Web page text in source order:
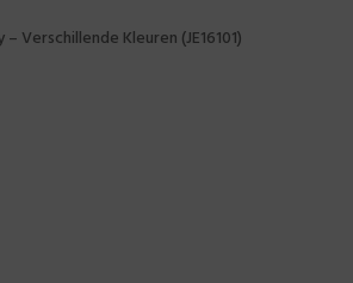
Verschillende Kleuren (JE16101)